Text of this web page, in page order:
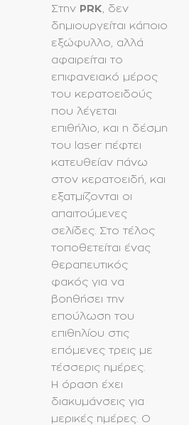
Στην PRK, δεν
δημιουργείται κάποιο
εξώφυλλο, αλλά
αφαιρείται το
επιφανειακό μέρος
του κερατοειδούς
που λέγεται
επιθήλιο, και η δέσμη
του laser πέφτει
κατευθείαν πάνω
στον κερατοειδή, και
εξατμίζονται οι
απαιτούμενες
σελίδες. Στο τέλος
τοποθετείται ένας
θεραπευτικός
φακός για να
βοηθήσει την
επούλωση του
επιθηλίου στις
επόμενες τρεις με
τέσσερις ημέρες.
Η όραση έχει
διακυμάνσεις για
μερικές ημέρες. Ο